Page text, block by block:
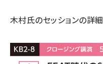
木村氏のセッションの詳細